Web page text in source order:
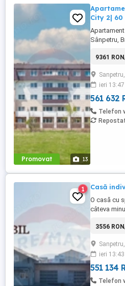
Promovat 13
City 2| 60
Sânpetru,
care
ansamblul
Sânpetru —
liniște, aer
9361
ieri 13:47
561 632
Telefon
1 Casă
O casă cu
câteva
modernă
propriul
costurile
este ...
3556
ieri 13:43
551 134
Telefon